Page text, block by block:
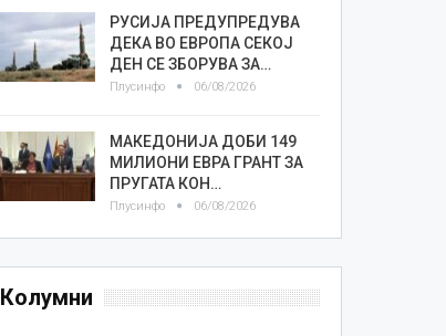
РУСИЈА ПРЕДУПРЕДУВА
ДЕКА ВО ЕВРОПА СЕКОЈ
ДЕН СЕ ЗБОРУВА ЗА…
Плусинфо 06/08/2026
МАКЕДОНИЈА ДОБИ 149
МИЛИОНИ ЕВРА ГРАНТ ЗА
ПРУГАТА КОН…
Плусинфо 06/08/2026
Колумни